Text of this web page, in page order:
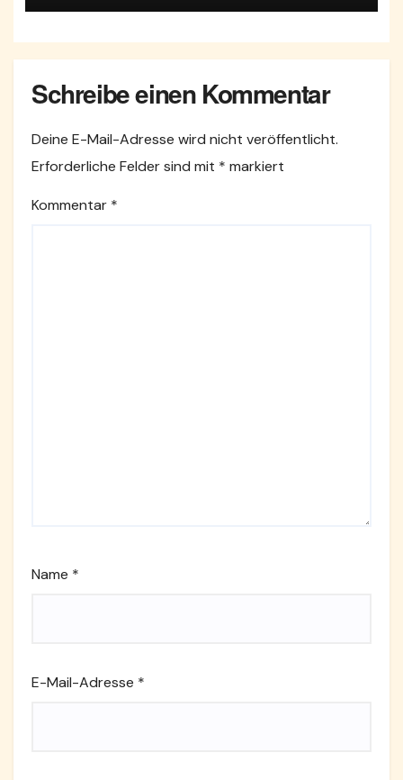
Schreibe einen Kommentar
Deine E-Mail-Adresse wird nicht veröffentlicht.
Erforderliche Felder sind mit * markiert
Kommentar *
Name *
E-Mail-Adresse *